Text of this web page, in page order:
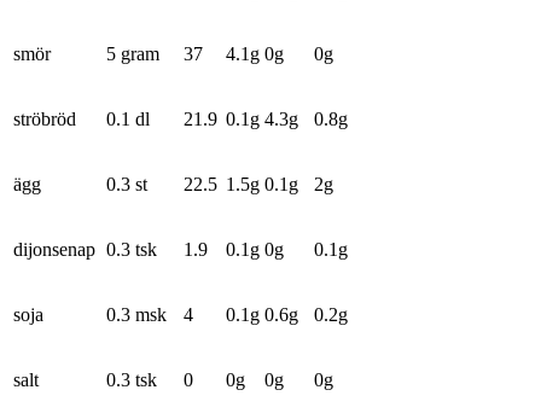
smör 5 gram 37 4.1 g 0g 0g
ströbröd 0.1 dl 21.9 0.1 g 4.3g 0.8g
ägg 0.3 st 22.5 1.5g 0.1 g 2g
dijonsenap 0.3 tsk 1.9 0.1 g 0g 0.1 g
soja 0.3 msk 4 0.1 g 0.6g 0.2g
salt 0.3 tsk 0 0g 0g 0g